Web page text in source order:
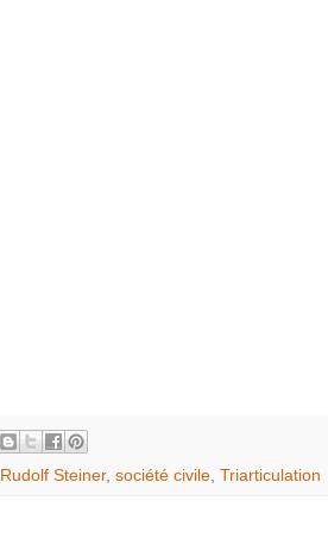
Rudolf Steiner, société civile, Triarticulation